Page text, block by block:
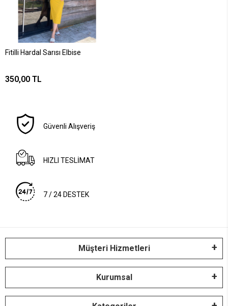
Fitilli Hardal Sarısı Elbise
350,00 TL
Güvenli Alışveriş
HIZLI TESLİMAT
7 / 24 DESTEK
Müşteri Hizmetleri
Kurumsal